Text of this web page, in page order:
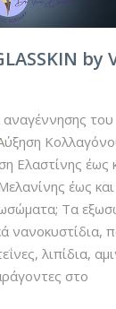
by
αναγέννησης του
Ελαστίνης έως
έως
Τα
νανοκυστίδια,
λιπίδια,
στο